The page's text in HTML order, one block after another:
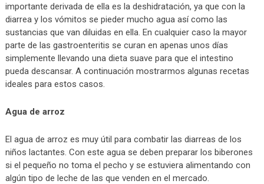
importante derivada de ella es la deshidratación, ya que con la
diarrea y los vómitos se pieder mucho agua así como las
sustancias que van diluidas en ella. En cualquier caso la mayor
parte de las gastroenteritis se curan en apenas unos días
simplemente llevando una dieta suave para que el intestino
pueda descansar. A continuación mostrarmos algunas recetas
ideales para estos casos.
Agua de arroz
El agua de arroz es muy útil para combatir las diarreas de los
niños lactantes. Con este agua se deben preparar los biberones
si el pequeño no toma el pecho y se estuviera alimentando con
algún tipo de leche de las que venden en el mercado.